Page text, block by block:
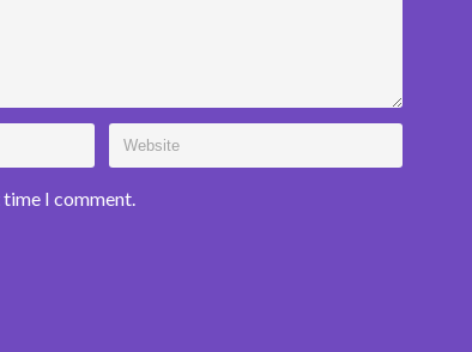
time I comment.